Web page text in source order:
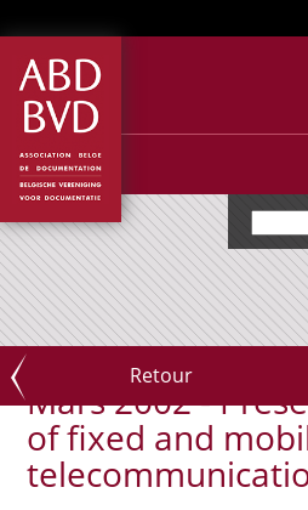
Retour
Mars 2002 -
of fixed and